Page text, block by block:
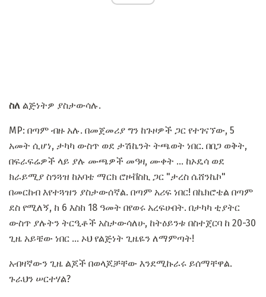
ስለ ልጅነትዎ ያስታውሳሉ.
MP: በጣም ብዙ አሉ. በመጀመሪያ ግን ከጉዞዎች ጋር የተገናኘው, 5
አመት ሲሆነ, ታካካ ውስጥ ወደ ታሽኬንት ትጫወት ነበር. በበጋ ወቅት,
በፍራፍሬዎች ላይ ያሉ ሙጫዎች መዓዛ, ሙቀት ... ከኦዴሳ ወደ
ክራይሚያ ስንጓዝ ከአባቴ ማርክ ሮዞቭስኪ ጋር "ታረስ ሴሸንኬኮ"
በመርከብ እየተጓዝን ያስታውሰኛል. በጣም አሪፍ ነበር! በኬክሮቴል በጣም
ደስ የሚለኝ, ከ 6 እስከ 18 ዓመት በየወሩ አረፍሁበት. በታካካ ቲያትር
ውስጥ ያሉትን ትርዒቶች አስታውሳለሁ, ከትዕይንቱ በስተጀርባ ከ 20-30
ጊዜ አይቼው ነበር ... ኦህ የልጅነት ጊዜዬን ለማምጣት!
አብዛኛውን ጊዜ ልጆች በወላጆቻቸው እንደሚኩራሩ ይሰማቸዋል.
ጉራህን ሠርተሃል?